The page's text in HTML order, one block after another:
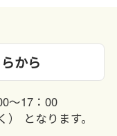
から
〜17：00
） となります。